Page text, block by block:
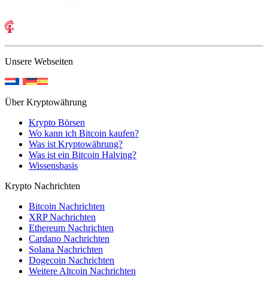
Unsere Webseiten
Über Kryptowährung
Krypto Börsen
Wo kann ich Bitcoin kaufen?
Was ist Kryptowährung?
Was ist ein Bitcoin Halving?
Wissensbasis
Krypto Nachrichten
Bitcoin Nachrichten
XRP Nachrichten
Ethereum Nachrichten
Cardano Nachrichten
Solana Nachrichten
Dogecoin Nachrichten
Weitere Altcoin Nachrichten